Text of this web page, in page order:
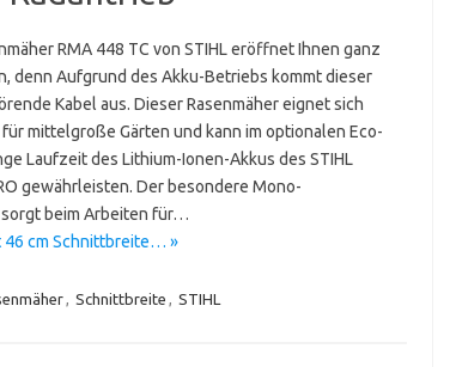
RMA 448 TC von STIHL eröffnet Ihnen ganz
denn Aufgrund des Akku-Betriebs kommt dieser
Kabel aus. Dieser Rasenmäher eignet sich
mittelgroße Gärten und kann im optionalen Eco-
Laufzeit des Lithium-Ionen-Akkus des STIHL
gewährleisten. Der besondere Mono-
beim Arbeiten für…
46 cm Schnittbreite… »
, Schnittbreite , STIHL